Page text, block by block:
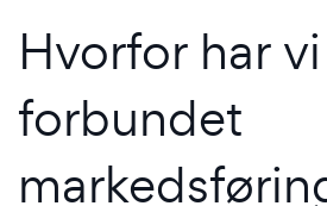
Hvorfor har
forbundet